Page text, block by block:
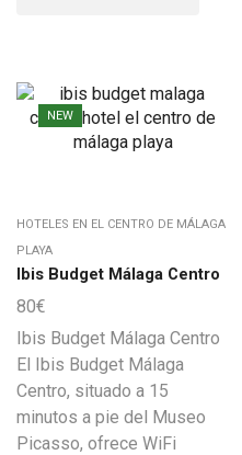
NEW
HOTELES EN EL CENTRO DE MÁLAGA
PLAYA
Ibis Budget Málaga Centro
80€
Ibis Budget Málaga Centro
El Ibis Budget Málaga
Centro, situado a 15
minutos a pie del Museo
Picasso, ofrece WiFi